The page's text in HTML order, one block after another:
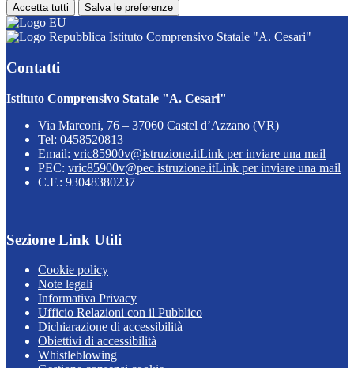
Accetta tutti Salva le preferenze
Istituto Comprensivo Statale "A. Cesari"
Contatti
Istituto Comprensivo Statale "A. Cesari"
Via Marconi, 76 – 37060 Castel d’Azzano (VR)
Tel: 0458520813
Email: vric85900v@istruzione.itLink per inviare una mail
PEC: vric85900v@pec.istruzione.itLink per inviare una mail
C.F.: 93048380237
Sezione Link Utili
Cookie policy
Note legali
Informativa Privacy
Ufficio Relazioni con il Pubblico
Dichiarazione di accessibilità
Obiettivi di accessibilità
Whistleblowing